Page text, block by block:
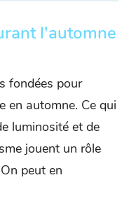
l'automne
fondées pour
en automne. Ce qui
luminosité et de
jouent un rôle
peut en